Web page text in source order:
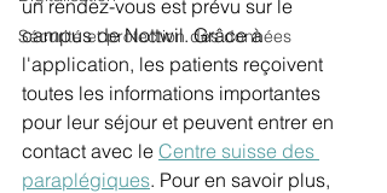
Sécurité et protection des données
un rendez-vous est prévu sur le
campus de Nottwil. Grâce à
l'application, les patients reçoivent
toutes les informations importantes
pour leur séjour et peuvent entrer en
contact avec le Centre suisse des
paraplégiques. Pour en savoir plus,